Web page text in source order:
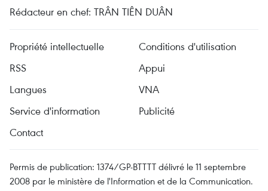
Rédacteur en chef: TRÂN TIÊN DUÂN
Propriété intellectuelle
Conditions d'utilisation
RSS
Appui
Langues
VNA
Service d'information
Publicité
Contact
Permis de publication: 1374/GP-BTTTT délivré le 11 septembre
2008 par le ministère de l'Information et de la Communication.